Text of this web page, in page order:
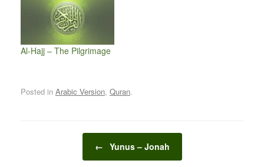
Al-Hajj – The Pilgrimage
Posted in Arabic Version, Quran.
← Yunus – Jonah